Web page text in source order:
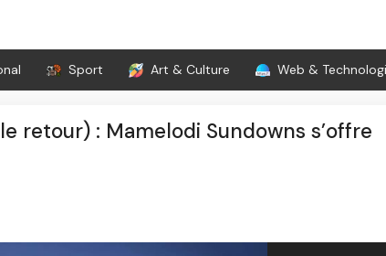
Sport Art & Culture Web &
retour) : Mamelodi Sundowns s’offre